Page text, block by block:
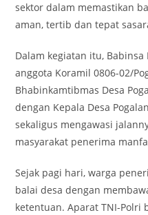
sektor dalam memastikan
aman, tertib dan tepat
Dalam kegiatan itu, Babinsa
anggota Koramil 0806-02/
Bhabinkamtibmas Desa
dengan Kepala Desa
sekaligus mengawasi
masyarakat penerima
Sejak pagi hari, warga
balai desa dengan
ketentuan. Aparat TNI-Polri